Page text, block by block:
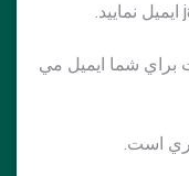
براي شما ايميل مي
است.